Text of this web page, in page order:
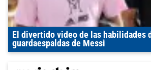
El divertido video de las habilidades
guardaespaldas de Messi